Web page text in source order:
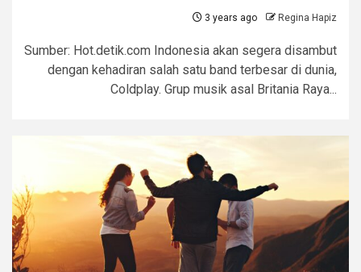
3 years ago Regina Hapiz
Sumber: Hot.detik.com Indonesia akan segera disambut
dengan kehadiran salah satu band terbesar di dunia,
Coldplay. Grup musik asal Britania Raya...